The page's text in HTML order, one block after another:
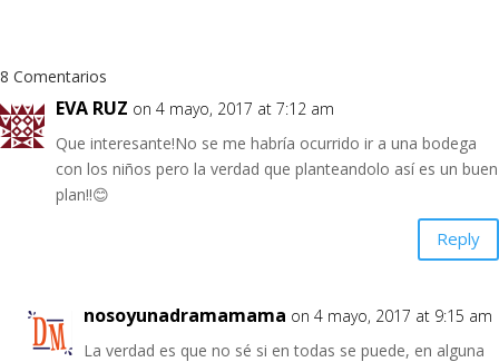
8 Comentarios
EVA RUZ on 4 mayo, 2017 at 7:12 am
Que interesante!No se me habría ocurrido ir a una bodega
con los niños pero la verdad que planteandolo así es un buen
plan!!😊
Reply
nosoyunadramamama on 4 mayo, 2017 at 9:15 am
La verdad es que no sé si en todas se puede, en alguna